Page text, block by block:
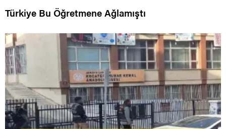
Türkiye Bu Öğretmene Ağlamıştı